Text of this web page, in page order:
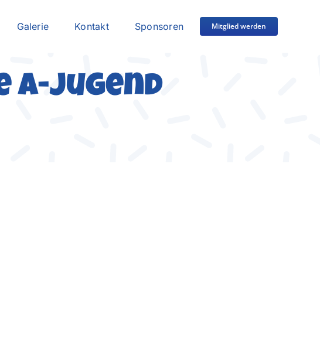
Galerie Kontakt Sponsoren Mitglied werden
A-Jugend